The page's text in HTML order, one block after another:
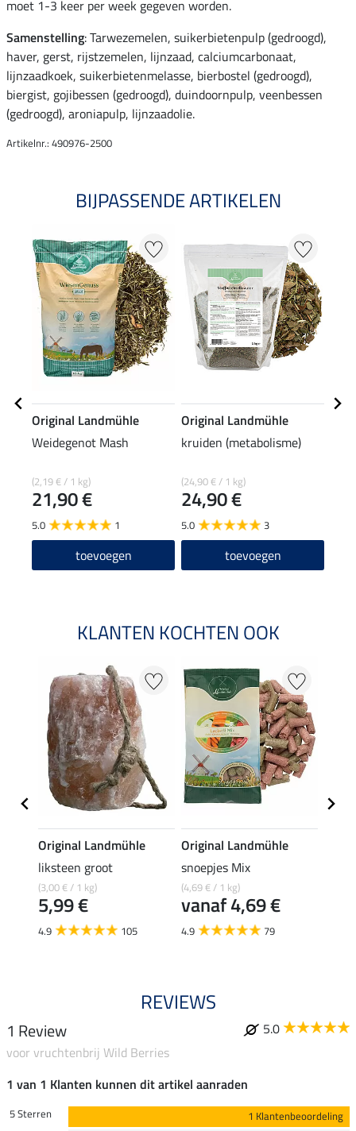
moet 1-3 keer per week gegeven worden.
Samenstelling: Tarwezemelen, suikerbietenpulp (gedroogd),
haver, gerst, rijstzemelen, lijnzaad, calciumcarbonaat,
lijnzaadkoek, suikerbietenmelasse, bierbostel (gedroogd),
biergist, gojibessen (gedroogd), duindoornpulp, veenbessen
(gedroogd), aroniapulp, lijnzaadolie.
Artikelnr.: 490976-2500
BIJPASSENDE ARTIKELEN
Original Landmühle
Weidegenot Mash
(2,19 € / 1 kg)
21,90 €
5.0 1
toevoegen
Original Landmühle
kruiden (metabolisme)
(24,90 € / 1 kg)
24,90 €
5.0 3
toevoegen
KLANTEN KOCHTEN OOK
Original Landmühle
liksteen groot
(3,00 € / 1 kg)
5,99 €
4.9 105
Original Landmühle
snoepjes Mix
(4,69 € / 1 kg)
vanaf 4,69 €
4.9 79
REVIEWS
1 Review
5.0
voor vruchtenbrij Wild Berries
1 van 1 Klanten kunnen dit artikel aanraden
5 Sterren
1 Klantenbeoordeling